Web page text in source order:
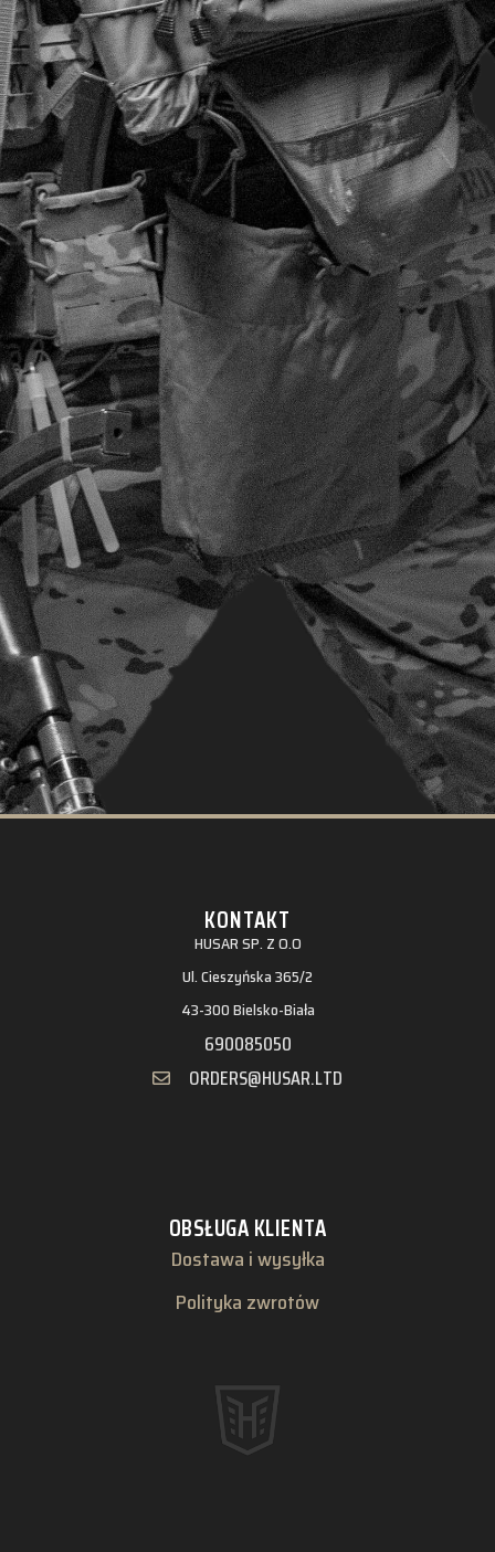
KONTAKT
HUSAR SP. Z O.O
Ul. Cieszyńska 365/2
43-300 Bielsko-Biała
690085050
ORDERS@HUSAR.LTD
OBSŁUGA KLIENTA
Dostawa i wysyłka
Polityka zwrotów